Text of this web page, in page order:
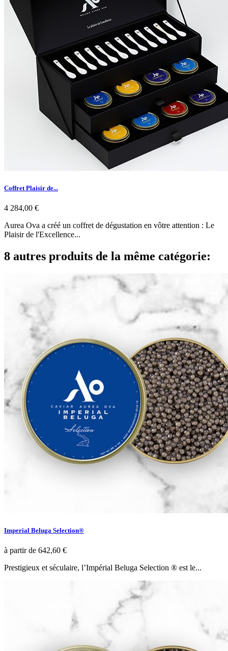
Coffret Plaisir de...
4 284,00 €
Aurea Ova a créé un coffret de dégustation en vôtre attention : Le
Plaisir de l'Excellence...
8 autres produits de la même catégorie:
Imperial Beluga Selection®
à partir de 642,60 €
Prestigieux et séculaire, l’Impérial Beluga Selection ® est le...